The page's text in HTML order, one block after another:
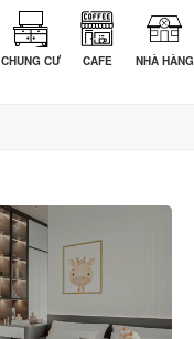
CHUNG CƯ CAFE NHÀ HÀNG